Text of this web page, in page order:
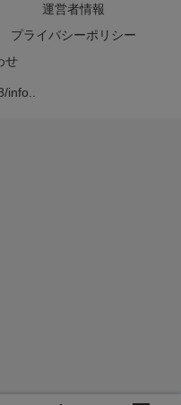
運営者情報
プライバシーポリシー
せ